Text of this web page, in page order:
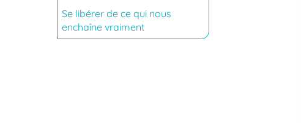
Se libérer de ce qui nous
enchaîne vraiment